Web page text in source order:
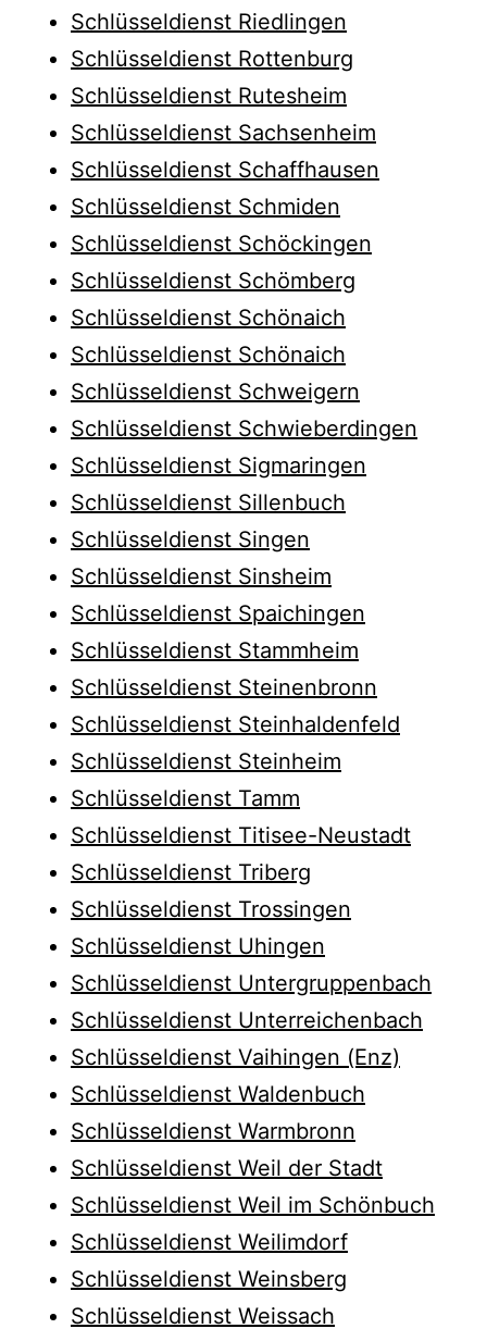
Schlüsseldienst Riedlingen
Schlüsseldienst Rottenburg
Schlüsseldienst Rutesheim
Schlüsseldienst Sachsenheim
Schlüsseldienst Schaffhausen
Schlüsseldienst Schmiden
Schlüsseldienst Schöckingen
Schlüsseldienst Schömberg
Schlüsseldienst Schönaich
Schlüsseldienst Schönaich
Schlüsseldienst Schweigern
Schlüsseldienst Schwieberdingen
Schlüsseldienst Sigmaringen
Schlüsseldienst Sillenbuch
Schlüsseldienst Singen
Schlüsseldienst Sinsheim
Schlüsseldienst Spaichingen
Schlüsseldienst Stammheim
Schlüsseldienst Steinenbronn
Schlüsseldienst Steinhaldenfeld
Schlüsseldienst Steinheim
Schlüsseldienst Tamm
Schlüsseldienst Titisee-Neustadt
Schlüsseldienst Triberg
Schlüsseldienst Trossingen
Schlüsseldienst Uhingen
Schlüsseldienst Untergruppenbach
Schlüsseldienst Unterreichenbach
Schlüsseldienst Vaihingen (Enz)
Schlüsseldienst Waldenbuch
Schlüsseldienst Warmbronn
Schlüsseldienst Weil der Stadt
Schlüsseldienst Weil im Schönbuch
Schlüsseldienst Weilimdorf
Schlüsseldienst Weinsberg
Schlüsseldienst Weissach